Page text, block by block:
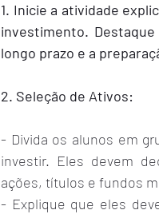
1. Inicie a atividade
investimento.
longo prazo e a
2. Seleção de Ativos:
- Divida os alunos em
investir. Eles devem
ações, títulos e fundos
- Explique que eles